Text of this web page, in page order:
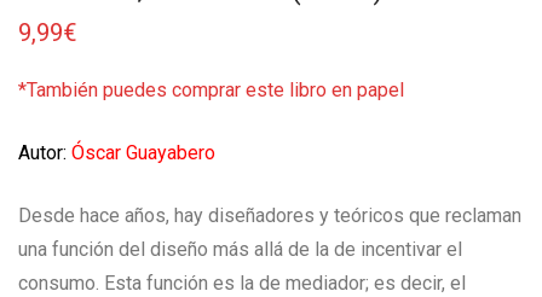
9,99€
*También puedes comprar este libro en papel
Autor: Óscar Guayabero
Desde hace años, hay diseñadores y teóricos que reclaman
una función del diseño más allá de la de incentivar el
consumo. Esta función es la de mediador; es decir, el